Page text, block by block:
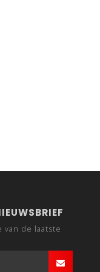
van de laatste